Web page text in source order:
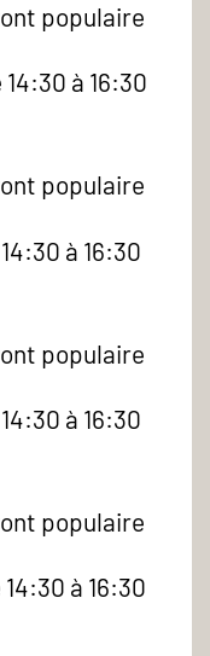
populaire
à 16:30
populaire
à 16:30
populaire
à 16:30
populaire
à 16:30